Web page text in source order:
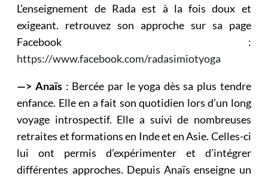
L’enseignement de Rada est à la fois doux et
exigeant. retrouvez son approche sur sa page
Facebook :
https://www.facebook.com/radasimiotyoga
—> Anaïs : Bercée par le yoga dès sa plus tendre
enfance. Elle en a fait son quotidien lors d’un long
voyage introspectif. Elle a suivi de nombreuses
retraites et formations en Inde et en Asie. Celles-ci
lui ont permis d’expérimenter et d’intégrer
différentes approches. Depuis Anaïs enseigne un